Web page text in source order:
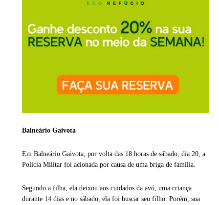
Balneário Gaivota
Em Balneário Gaivota, por volta das 18 horas de sábado, dia 20, a
Polícia Militar foi acionada por causa de uma briga de família.
Segundo a filha, ela deixou aos cuidados da avó, uma criança
durante 14 dias e no sábado, ela foi buscar seu filho. Porém, sua